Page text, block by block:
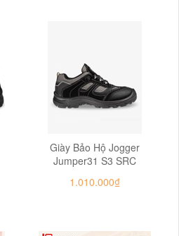
Giày Bảo Hộ Jogger
Jumper31 S3 SRC
1.010.000₫